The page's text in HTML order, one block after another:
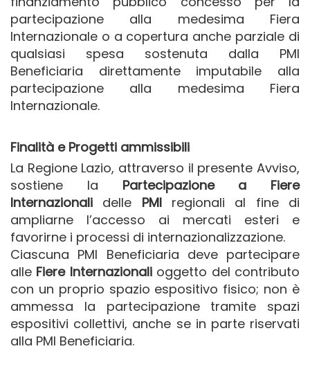
partecipazione alla medesima Fiera
Internazionale o a copertura anche parziale di
qualsiasi spesa sostenuta dalla PMI
Beneficiaria direttamente imputabile alla
partecipazione alla medesima Fiera
Internazionale.
Finalità e Progetti ammissibili
La Regione Lazio, attraverso il presente Avviso,
sostiene la Partecipazione a Fiere
Internazionali delle PMIregionali al fine di
ampliarne l’accesso ai mercati esteri e
favorirne i processi di internazionalizzazione.
Ciascuna PMI Beneficiaria deve partecipare
alle Fiere Internazionali oggetto del contributo
con un proprio spazio espositivo fisico; non è
ammessa la partecipazione tramite spazi
espositivi collettivi, anche se in parte riservati
alla PMI Beneficiaria.